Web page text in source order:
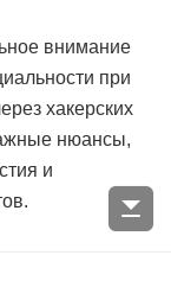
внимание
при
хакерских
нюансы,
и